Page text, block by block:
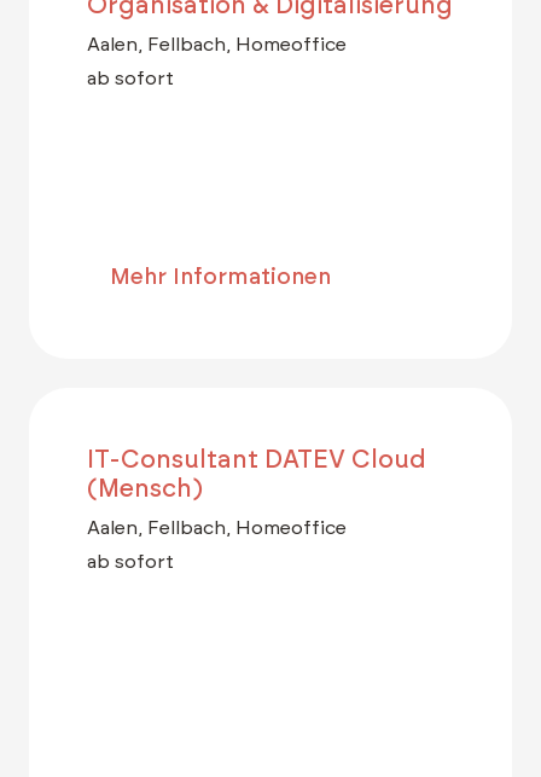
Aalen, Fellbach, Homeoffice
ab sofort
Mehr Informationen
IT-Consultant DATEV Cloud
(Mensch)
Aalen, Fellbach, Homeoffice
ab sofort